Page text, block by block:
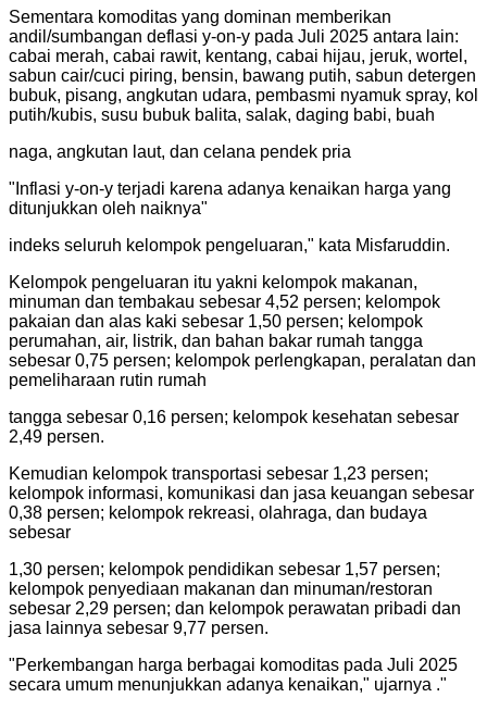
Sementara komoditas yang dominan memberikan
andil/sumbangan deflasi y-on-y pada Juli 2025 antara lain:
cabai merah, cabai rawit, kentang, cabai hijau, jeruk, wortel,
sabun cair/cuci piring, bensin, bawang putih, sabun detergen
bubuk, pisang, angkutan udara, pembasmi nyamuk spray, kol
putih/kubis, susu bubuk balita, salak, daging babi, buah
naga, angkutan laut, dan celana pendek pria
" Inflasi y-on-y terjadi karena adanya kenaikan harga yang
ditunjukkan oleh naiknya"
indeks seluruh kelompok pengeluaran," kata Misfaruddin.
Kelompok pengeluaran itu yakni kelompok makanan,
minuman dan tembakau sebesar 4,52 persen; kelompok
pakaian dan alas kaki sebesar 1,50 persen; kelompok
perumahan, air, listrik, dan bahan bakar rumah tangga
sebesar 0,75 persen; kelompok perlengkapan, peralatan dan
pemeliharaan rutin rumah
tangga sebesar 0,16 persen; kelompok kesehatan sebesar
2,49 persen.
Kemudian kelompok transportasi sebesar 1,23 persen;
kelompok informasi, komunikasi dan jasa keuangan sebesar
0,38 persen; kelompok rekreasi, olahraga, dan budaya
sebesar
1,30 persen; kelompok pendidikan sebesar 1,57 persen;
kelompok penyediaan makanan dan minuman/restoran
sebesar 2,29 persen; dan kelompok perawatan pribadi dan
jasa lainnya sebesar 9,77 persen.
"Perkembangan harga berbagai komoditas pada Juli 2025
secara umum menunjukkan adanya kenaikan," ujarnya ."